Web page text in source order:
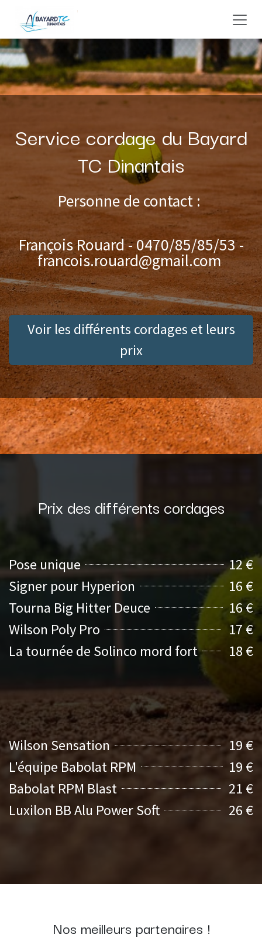
Service cordage du Bayard
TC Dinantais
Personne de contact :
François Rouard - 0470/85/85/53 -
francois.rouard@gmail.com
Voir les différents cordages et leurs
prix
Prix des différents cordages
Pose unique
12 €
Signer pour Hyperion
16 €
Tourna Big Hitter Deuce
16 €
Wilson Poly Pro
17 €
La tournée de Solinco mord fort
18 €
Wilson Sensation
19 €
L'équipe Babolat RPM
19 €
Babolat RPM Blast
21 €
Luxilon BB Alu Power Soft
26 €
Nos meilleurs partenaires !